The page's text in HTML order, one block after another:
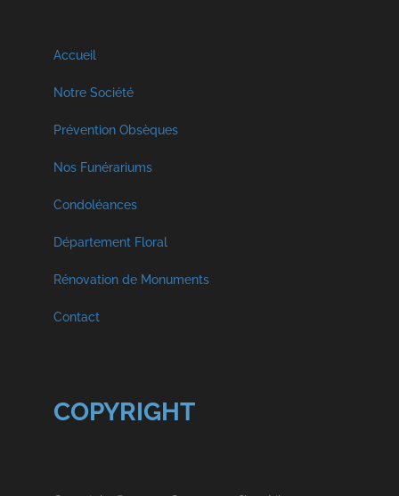
Accueil
Notre Société
A propos
Nos Services
Visite Virtuelle
Crémation et Inhumation
Prévention Obsèques
Nos Funérariums
Funérarium à Malmedy
Funérarium à Faymonville
Funérarium à Vielsam
Condoléances
Décès Georges et Fils SPRL
Décès Libouton
Hommages
Département Floral
Rénovation de Monuments
Contact
COPYRIGHT